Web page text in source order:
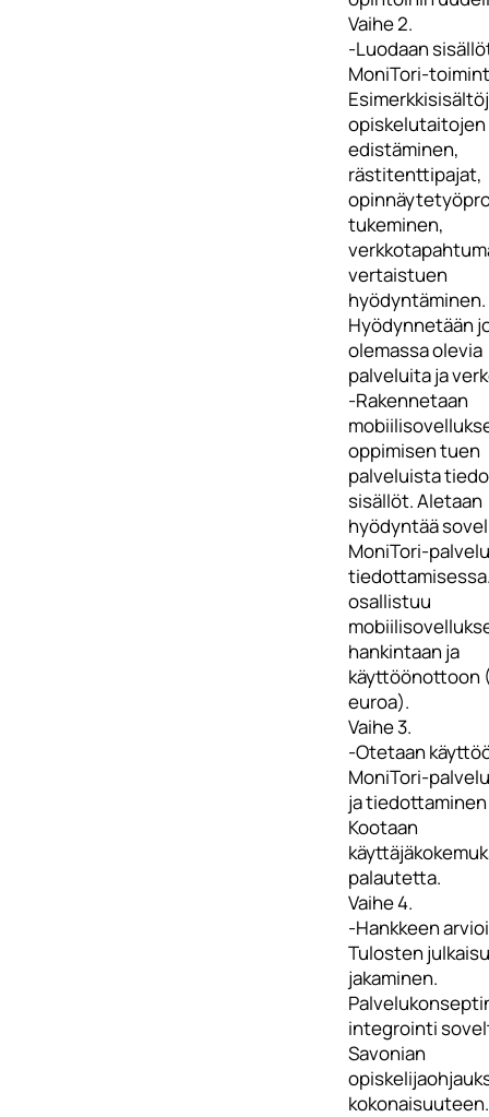
Vaihe 2.
-Luodaan
MoniTori-
opiskelutaitojen
edistäminen,
rästitenttipajat,
tukeminen,
vertaistuen
hyödyntäminen.
Hyödynnetään
olemassa olevia
palveluita ja
-Rakennetaan
oppimisen tuen
palveluista
sisällöt. Aletaan
hyödyntää
MoniTori-
osallistuu
hankintaan ja
käyttöönottoon
euroa).
Vaihe 3.
-Otetaan
MoniTori-
ja
Kootaan
palautetta.
Vaihe 4.
-Hankkeen
Tulosten
jakaminen.
integrointi
Savonian
kokonaisuuteen.